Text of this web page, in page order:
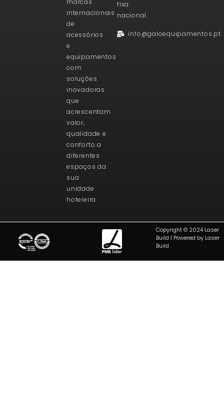
internacionais
de
acessórios
e
equipamentos
com
soluções
inovadoras
que
acrescentam
valor,
qualidade e
conforto a
diferentes
espaços da
sua
unidade
hoteleira.
fixa
nacional
info@galoequipamentos.pt
Copyright © 2024 Laser
Build | Powered by Laser
Build